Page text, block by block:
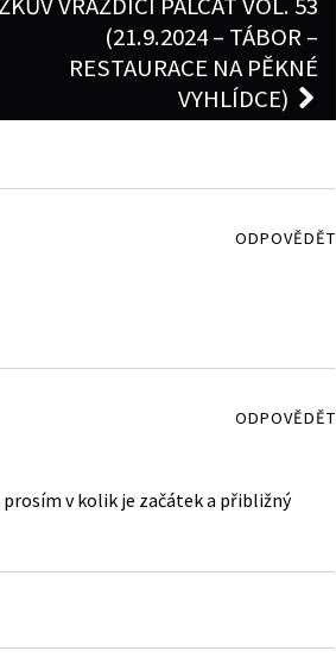
(21.9.2024 – TÁBOR –
RESTAURACE NA PĚKNÉ
VYHLÍDCE)
ODPOVĚDĚT
ODPOVĚDĚT
v kolik je začátek a přibližný